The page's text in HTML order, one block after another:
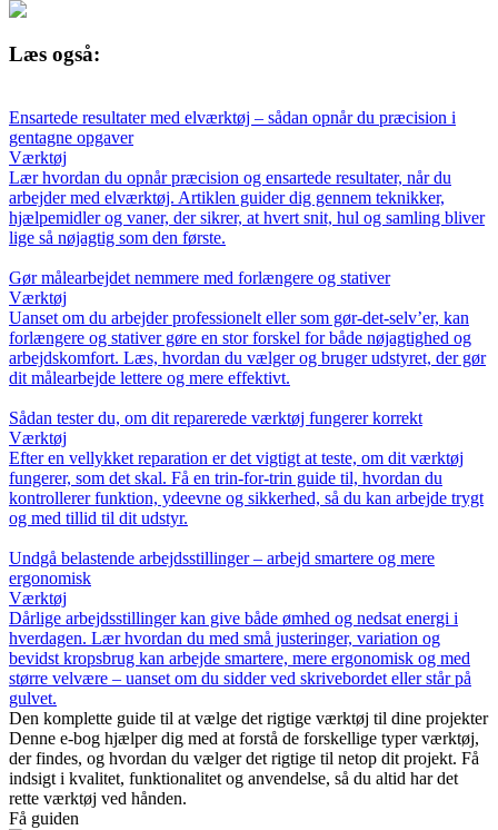
Læs også:
Ensartede resultater med elværktøj – sådan opnår du præcision i
gentagne opgaver
Værktøj
Lær hvordan du opnår præcision og ensartede resultater, når du
arbejder med elværktøj. Artiklen guider dig gennem teknikker,
hjælpemidler og vaner, der sikrer, at hvert snit, hul og samling bliver
lige så nøjagtig som den første.
Gør målearbejdet nemmere med forlængere og stativer
Værktøj
Uanset om du arbejder professionelt eller som gør-det-selv’er, kan
forlængere og stativer gøre en stor forskel for både nøjagtighed og
arbejdskomfort. Læs, hvordan du vælger og bruger udstyret, der gør
dit målearbejde lettere og mere effektivt.
Sådan tester du, om dit reparerede værktøj fungerer korrekt
Værktøj
Efter en vellykket reparation er det vigtigt at teste, om dit værktøj
fungerer, som det skal. Få en trin-for-trin guide til, hvordan du
kontrollerer funktion, ydeevne og sikkerhed, så du kan arbejde trygt
og med tillid til dit udstyr.
Undgå belastende arbejdsstillinger – arbejd smartere og mere
ergonomisk
Værktøj
Dårlige arbejdsstillinger kan give både ømhed og nedsat energi i
hverdagen. Lær hvordan du med små justeringer, variation og
bevidst kropsbrug kan arbejde smartere, mere ergonomisk og med
større velvære – uanset om du sidder ved skrivebordet eller står på
gulvet.
Den komplette guide til at vælge det rigtige værktøj til dine projekter
Denne e-bog hjælper dig med at forstå de forskellige typer værktøj,
der findes, og hvordan du vælger det rigtige til netop dit projekt. Få
indsigt i kvalitet, funktionalitet og anvendelse, så du altid har det
rette værktøj ved hånden.
Få guiden